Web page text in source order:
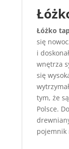
Łóżko
się
i
wnętrza
się
tym, że
Polsce.
pojemnik